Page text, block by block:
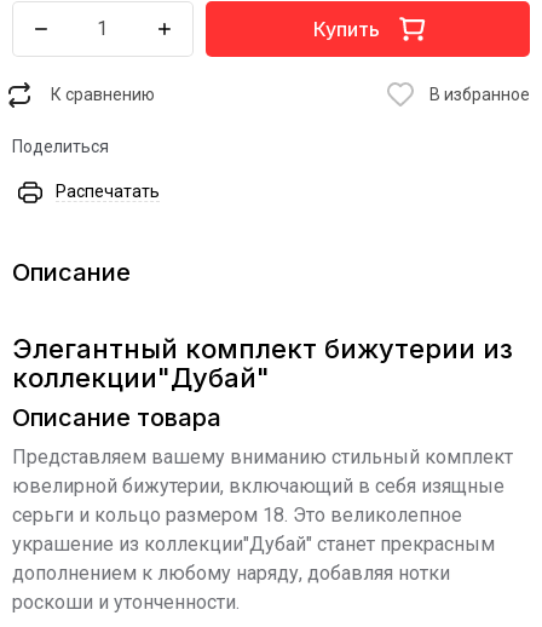
Купить
К сравнению В избранное
Поделиться
Распечатать
Описание
Элегантный комплект бижутерии из
коллекции"Дубай"
Описание товара
Представляем вашему вниманию стильный комплект
ювелирной бижутерии, включающий в себя изящные
серьги и кольцо размером 18. Это великолепное
украшение из коллекции"Дубай" станет прекрасным
дополнением к любому наряду, добавляя нотки
роскоши и утонченности.